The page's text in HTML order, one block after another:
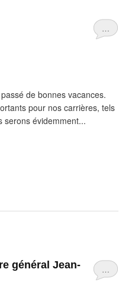
…
de bonnes vacances.
pour nos carrières, tels
serons évidemment...
…
général Jean-